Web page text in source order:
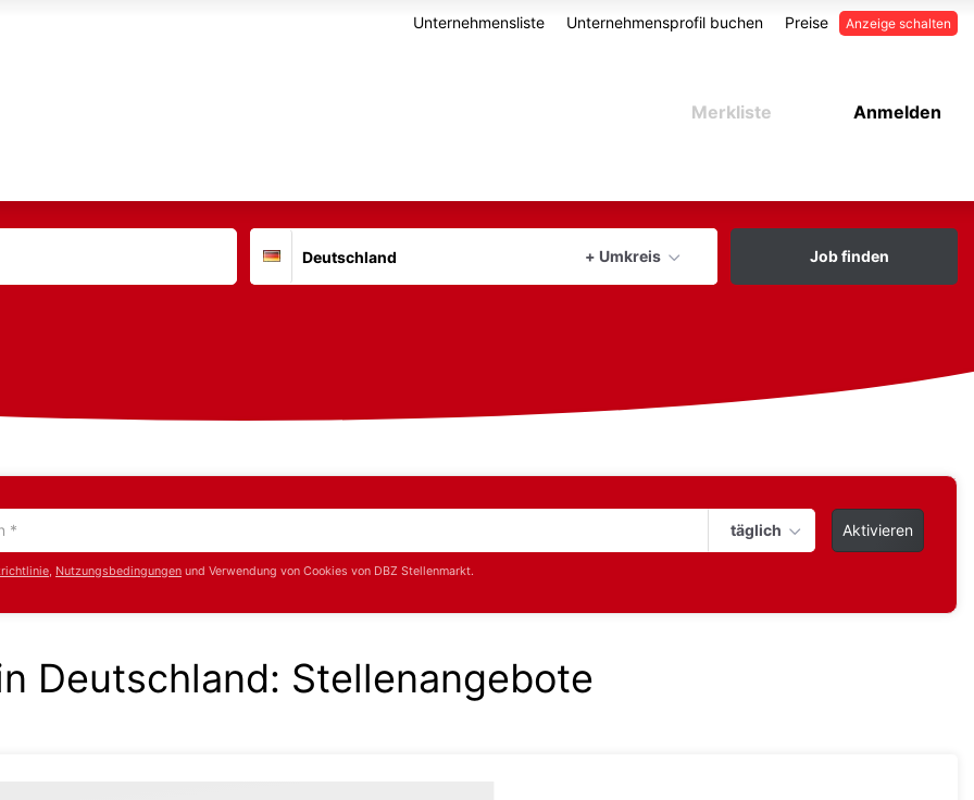
Anzeige schalten
Unternehmensliste Unternehmensprofil buchen Preise
Anmelden
Merkliste
Deutschland
+ Umkreis
aktuellen Ort verwenden
Job finden
täglich Aktivieren
, Nutzungsbedingungen und Verwendung von Cookies von DBZ Stellenmarkt.
Deutschland: Stellenangebote